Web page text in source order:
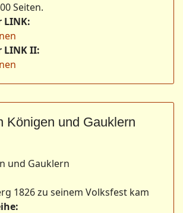
Seiten.
LINK:
LINK II:
Königen und Gauklern
und Gauklern
1826 zu seinem Volksfest kam